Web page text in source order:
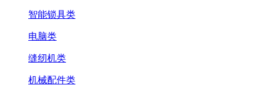
智能锁具类
电脑类
缝纫机类
机械配件类